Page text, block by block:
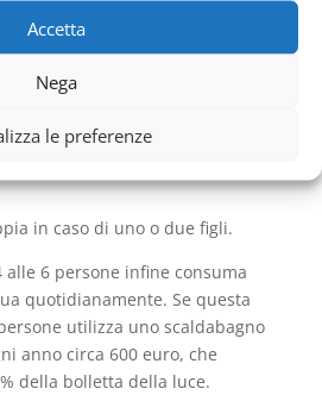
Accetta
Nega
le preferenze
elettrico, quando finisce
(che varia secondo le
In genere il consumo
in caso di uno o due figli.
6 persone infine consuma
quotidianamente. Se questa
utilizza uno scaldabagno
anno circa 600 euro, che
della bolletta della luce.